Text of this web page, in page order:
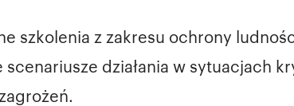
szkolenia z zakresu ochrony
scenariusze działania w sytuacjach